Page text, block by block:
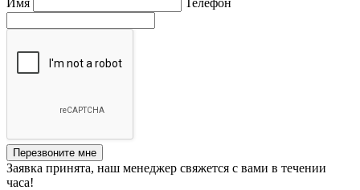
Имя Телефон
Перезвоните мне
Заявка принята, наш менеджер свяжется с вами в течении
часа!